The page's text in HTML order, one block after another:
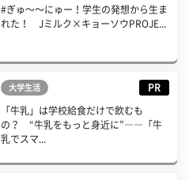
#ぎゅ〜〜にゅー！学生の発想から生ま
れた！ Jミルク×キョーソウPROJE...
大学生活 PR
「牛乳」は学校給食だけで飲むも
の？ “牛乳をもっと身近に”――「牛
乳でスマ...